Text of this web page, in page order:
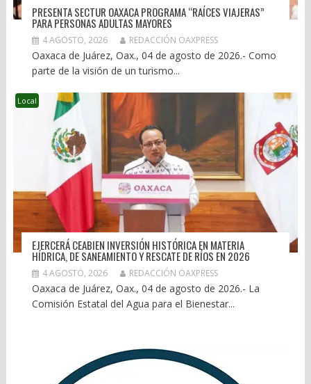
PRESENTA SECTUR OAXACA PROGRAMA “RAÍCES VIAJERAS”
PARA PERSONAS ADULTAS MAYORES
4 AGOSTO, 2026 REDACCIÓN OAXPRESS
Oaxaca de Juárez, Oax., 04 de agosto de 2026.- Como
parte de la visión de un turismo...
Local
EJERCERÁ CEABIEN INVERSIÓN HISTÓRICA EN MATERIA
HÍDRICA, DE SANEAMIENTO Y RESCATE DE RÍOS EN 2026
4 AGOSTO, 2026 REDACCIÓN OAXPRESS
Oaxaca de Juárez, Oax., 04 de agosto de 2026.- La
Comisión Estatal del Agua para el Bienestar...